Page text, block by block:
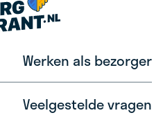
Werken als bezorger
Veelgestelde vragen